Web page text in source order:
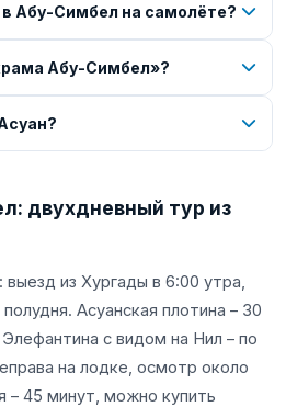
Абу-Симбел на самолёте?
Абу-Симбел»?
двухдневный тур из
из Хургады в 6:00 утра,
Асуанская плотина – 30
с видом на Нил – по
на лодке, осмотр около
– 45 минут, можно купить